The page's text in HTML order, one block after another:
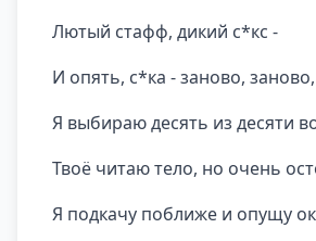
Лютый стафф, дикий с*кс -
И опять, с*ка - заново,
Я выбираю десять из десяти
Твоё читаю тело, но очень
Я подкачу поближе и опущу